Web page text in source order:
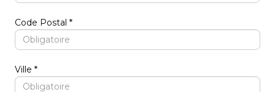
Code Postal
Ville